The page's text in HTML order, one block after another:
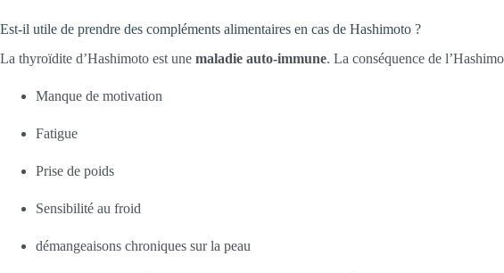
Est-il utile de prendre des compléments alimentaires en cas de Hashimoto ?
La thyroïdite d’Hashimoto est une maladie auto-immune. La conséquence de
Manque de motivation
Fatigue
Prise de poids
Sensibilité au froid
démangeaisons chroniques sur la peau